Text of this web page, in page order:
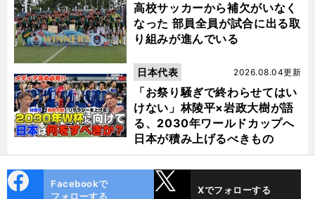
高校サッカーから補欠がいなく
なった 部員全員が試合に出る取
り組みが進んでいる
「お祭り騒ぎで終わらせてはい
けない」林陵平×岩政大樹が語
る、2030年ワールドカップへ
日本が積み上げるべきもの
2026.08.04更新
日本代表
ok
Facebookで
フォローする
Xでフォローする